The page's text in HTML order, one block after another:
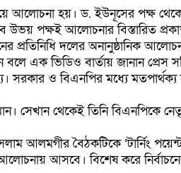
আলোচনা হয়। ড. ইউনূসের পক্ষ থেকে
উভয় পক্ষই আলোচনার বিস্তারিত
প্রতিনিধি দলের অনানুষ্ঠানিক
বলে এক ভিডিও বার্তায় জানান
সরকার ও বিএনপির মধ্যে
সেখান থেকেই তিনি বিএনপিকে
আলমগীর বৈঠকটিকে ‘টার্নিং
আসবে। বিশেষ করে